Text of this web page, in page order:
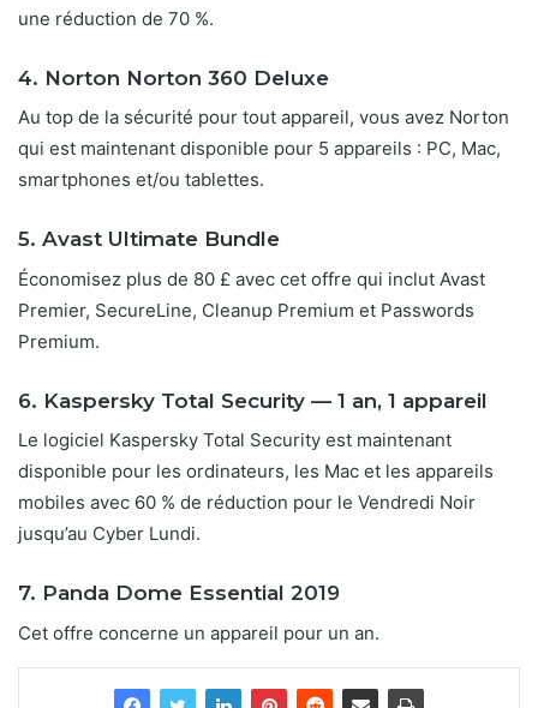
une réduction de 70 %.
4. Norton Norton 360 Deluxe
Au top de la sécurité pour tout appareil, vous avez Norton
qui est maintenant disponible pour 5 appareils : PC, Mac,
smartphones et/ou tablettes.
5. Avast Ultimate Bundle
Économisez plus de 80 £ avec cet offre qui inclut Avast
Premier, SecureLine, Cleanup Premium et Passwords
Premium.
6. Kaspersky Total Security — 1 an, 1 appareil
Le logiciel Kaspersky Total Security est maintenant
disponible pour les ordinateurs, les Mac et les appareils
mobiles avec 60 % de réduction pour le Vendredi Noir
jusqu’au Cyber Lundi.
7. Panda Dome Essential 2019
Cet offre concerne un appareil pour un an.